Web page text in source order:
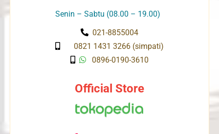
Senin – Sabtu (08.00 – 19.00)
021-8855004
0821 1431 3266 (simpati)
0896-0190-3610
Official Store